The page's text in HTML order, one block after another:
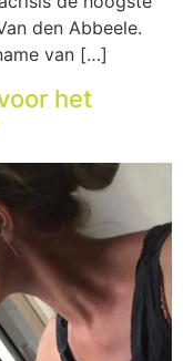
den Abbeele.
van […]
het